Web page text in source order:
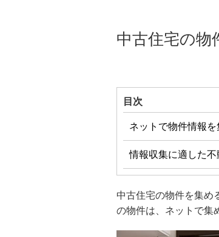
中古住宅の物
目次
ネットで物件情報を
情報収集に適した
中古住宅の物件を集め
の物件は、ネットで集